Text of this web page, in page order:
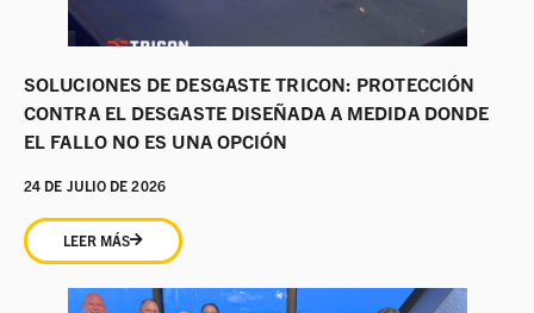
SOLUCIONES DE DESGASTE TRICON: PROTECCIÓN
CONTRA EL DESGASTE DISEÑADA A MEDIDA DONDE
EL FALLO NO ES UNA OPCIÓN
24 DE JULIO DE 2026
LEER MÁS